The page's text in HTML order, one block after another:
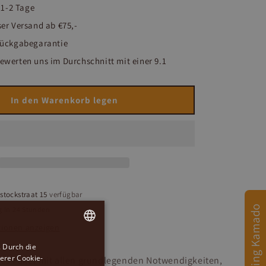
2 Tage
Versand ab €75,-
uns im Durchschnitt mit einer 9.1
In den Warenkorb legen
15 verfügbar
Paket mit allen grundlegenden Notwendigkeiten,
die
Cookie-